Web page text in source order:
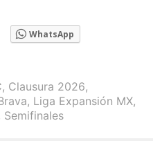
WhatsApp
, Clausura 2026,
, Liga Expansión MX,
Semifinales